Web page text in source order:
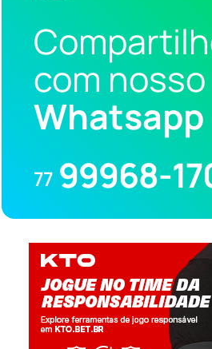
com nosso
Whatsapp
77 99968-